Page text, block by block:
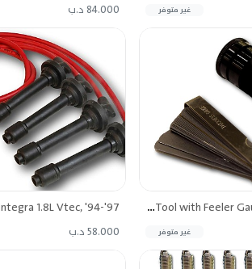
غير متوفر 84.000 د.ب
Torque Solution Spark Plug Gap Tool with Feeler Gauge: 14mm Universal
غير متوفر 58.000 د.ب